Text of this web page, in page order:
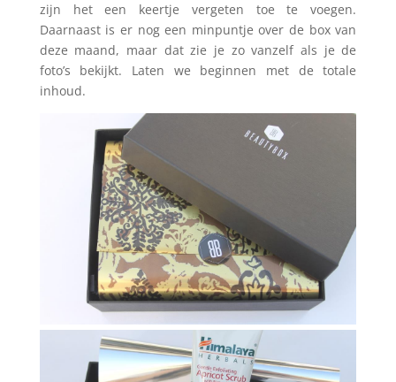
zijn het een keertje vergeten toe te voegen.
Daarnaast is er nog een minpuntje over de box van
deze maand, maar dat zie je zo vanzelf als je de
foto’s bekijkt. Laten we beginnen met de totale
inhoud.